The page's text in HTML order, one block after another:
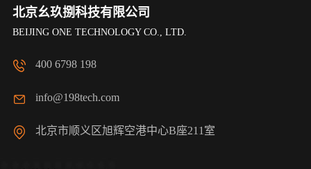
北京幺玖捌科技有限公司
BEIJING ONE TECHNOLOGY CO., LTD.
400 6798 198
info@198tech.com
北京市顺义区旭辉空港中心B座211室